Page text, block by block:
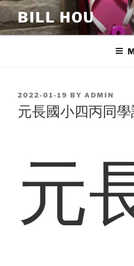
Skip
to
content
BILL HOU
POSTED
ON
2022-01-19 BY ADMIN
元長國小四丙同學
元